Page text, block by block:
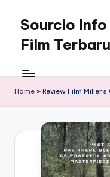
content
Sourcio
Film Terbaru
Home » Review Film